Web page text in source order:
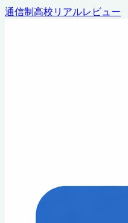
通信制高校リアルレビュー